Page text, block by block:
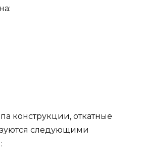
конструкции, откатные
следующими